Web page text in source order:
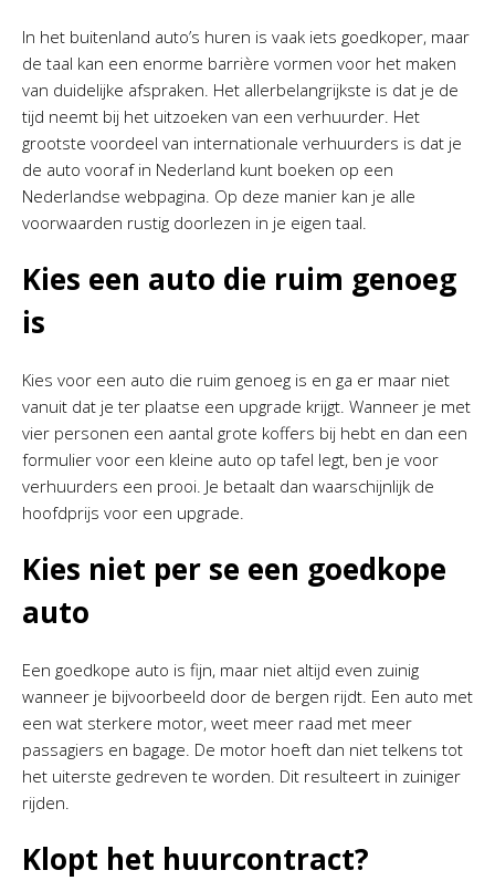
In het buitenland auto’s huren is vaak iets goedkoper, maar
de taal kan een enorme barrière vormen voor het maken
van duidelijke afspraken. Het allerbelangrijkste is dat je de
tijd neemt bij het uitzoeken van een verhuurder. Het
grootste voordeel van internationale verhuurders is dat je
de auto vooraf in Nederland kunt boeken op een
Nederlandse webpagina. Op deze manier kan je alle
voorwaarden rustig doorlezen in je eigen taal.
Kies een auto die ruim genoeg
is
Kies voor een auto die ruim genoeg is en ga er maar niet
vanuit dat je ter plaatse een upgrade krijgt. Wanneer je met
vier personen een aantal grote koffers bij hebt en dan een
formulier voor een kleine auto op tafel legt, ben je voor
verhuurders een prooi. Je betaalt dan waarschijnlijk de
hoofdprijs voor een upgrade.
Kies niet per se een goedkope
auto
Een goedkope auto is fijn, maar niet altijd even zuinig
wanneer je bijvoorbeeld door de bergen rijdt. Een auto met
een wat sterkere motor, weet meer raad met meer
passagiers en bagage. De motor hoeft dan niet telkens tot
het uiterste gedreven te worden. Dit resulteert in zuiniger
rijden.
Klopt het huurcontract?